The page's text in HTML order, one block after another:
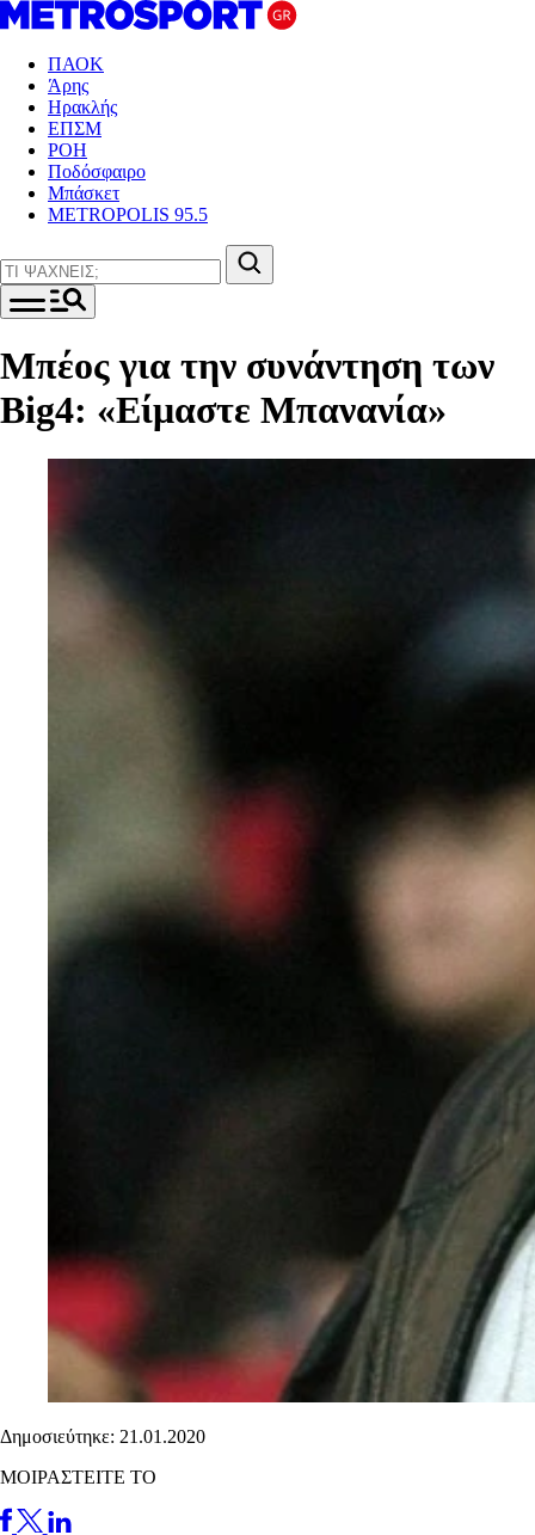
ΠΑΟΚ
Άρης
Ηρακλής
ΕΠΣΜ
ΡΟΗ
Ποδόσφαιρο
Μπάσκετ
METROPOLIS 95.5
Mπέος για την συνάντηση των
Big4: «Είμαστε Μπανανία»
Δημοσιεύτηκε: 21.01.2020
ΜΟΙΡΑΣΤΕΙΤΕ ΤΟ